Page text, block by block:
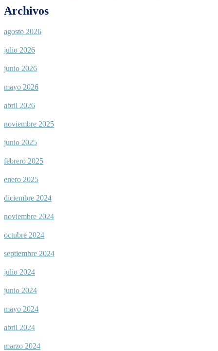
Archivos
agosto 2026
julio 2026
junio 2026
mayo 2026
abril 2026
noviembre 2025
junio 2025
febrero 2025
enero 2025
diciembre 2024
noviembre 2024
octubre 2024
septiembre 2024
julio 2024
junio 2024
mayo 2024
abril 2024
marzo 2024